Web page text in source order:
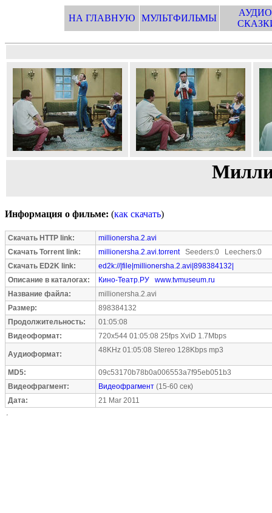
НА ГЛАВНУЮ МУЛЬТФИЛЬМЫ
Информация о фильме: (как скачать)
Скачать HTTP link:
millionersha.2.avi
Скачать Torrent link:
millionersha.2.avi.torrentSeeders:0 Leechers:0
Скачать ED2K link:
ed2k://|file|millionersha.2.avi|898384132|
Описание в каталогах:
Кино-Театр.РУ
www.tvmuseum.ru
Название файла:
millionersha.2.avi
Размер:
898384132
Продолжительность:
01:05:08
Видеоформат:
720x544 01:05:08 25fps XviD 1.7Mbps
Аудиоформат: 48KHz 01:05:08 Stereo 128Kbps mp3
MD5:
09c53170b78b0a006553a7f95eb051b3
Видеофрагмент:
Видеофрагмент (15-60 сек)
Дата:
21 Mar 2011